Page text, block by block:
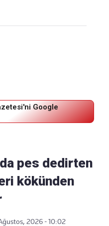
Google
pes dedirten
kökünden
2026 - 10:02